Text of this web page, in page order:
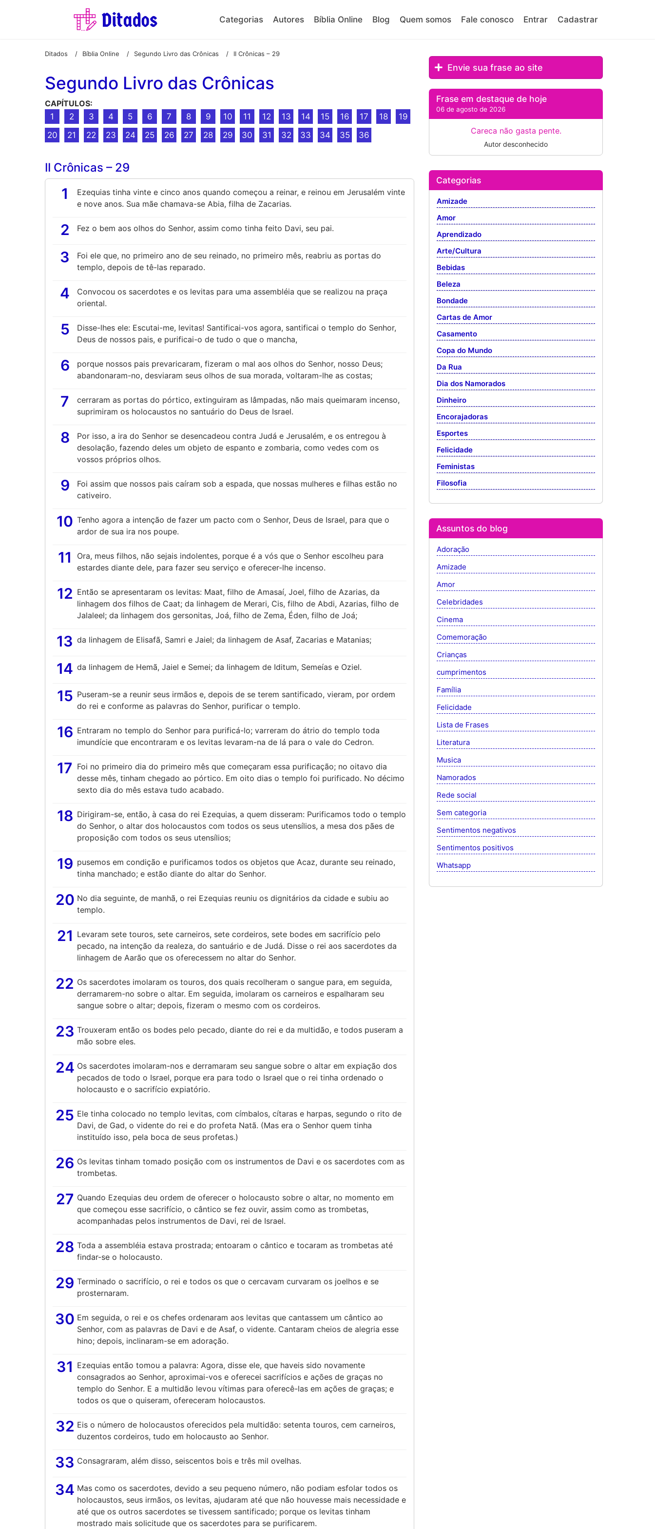
Categorias Autores Bíblia Online Blog Quem somos Fale conosco Entrar Cadastrar
Ditados / Bíblia Online / Segundo Livro das Crônicas / II Crônicas – 29
Segundo Livro das Crônicas
CAPÍTULOS:
1
2 3 4 5 6 7 8 9 10 11 12 13 14 15 16 17 18
19
20
21 22 23 24 25 26 27 28 29 30 31 32 33 34 35 36
II Crônicas – 29
1
Ezequias tinha vinte e cinco anos quando começou a reinar, e reinou em Jerusalém vinte
e nove anos. Sua mãe chamava-se Abia, filha de Zacarias.
2 Fez o bem aos olhos do Senhor, assim como tinha feito Davi, seu pai.
3
Foi ele que, no primeiro ano de seu reinado, no primeiro mês, reabriu as portas do
templo, depois de tê-las reparado.
4
Convocou os sacerdotes e os levitas para uma assembléia que se realizou na praça
oriental.
5
Disse-lhes ele: Escutai-me, levitas! Santificai-vos agora, santificai o templo do Senhor,
Deus de nossos pais, e purificai-o de tudo o que o mancha,
6
porque nossos pais prevaricaram, fizeram o mal aos olhos do Senhor, nosso Deus;
abandonaram-no, desviaram seus olhos de sua morada, voltaram-lhe as costas;
7
cerraram as portas do pórtico, extinguiram as lâmpadas, não mais queimaram incenso,
suprimiram os holocaustos no santuário do Deus de Israel.
8
Por isso, a ira do Senhor se desencadeou contra Judá e Jerusalém, e os entregou à
desolação, fazendo deles um objeto de espanto e zombaria, como vedes com os
vossos próprios olhos.
9
Foi assim que nossos pais caíram sob a espada, que nossas mulheres e filhas estão no
cativeiro.
10 Tenho agora a intenção de fazer um pacto com o Senhor, Deus de Israel, para que o
ardor de sua ira nos poupe.
11
Ora, meus filhos, não sejais indolentes, porque é a vós que o Senhor escolheu para
estardes diante dele, para fazer seu serviço e oferecer-lhe incenso.
12 Então se apresentaram os levitas: Maat, filho de Amasaí, Joel, filho de Azarias, da
linhagem dos filhos de Caat; da linhagem de Merari, Cis, filho de Abdi, Azarias, filho de
Jalaleel; da linhagem dos gersonitas, Joá, filho de Zema, Éden, filho de Joá;
13 da linhagem de Elisafã, Samri e Jaiel; da linhagem de Asaf, Zacarias e Matanias;
14 da linhagem de Hemã, Jaiel e Semei; da linhagem de Iditum, Semeías e Oziel.
15 Puseram-se a reunir seus irmãos e, depois de se terem santificado, vieram, por ordem
do rei e conforme as palavras do Senhor, purificar o templo.
16 Entraram no templo do Senhor para purificá-lo; varreram do átrio do templo toda
imundície que encontraram e os levitas levaram-na de lá para o vale do Cedron.
17 Foi no primeiro dia do primeiro mês que começaram essa purificação; no oitavo dia
desse mês, tinham chegado ao pórtico. Em oito dias o templo foi purificado. No décimo
sexto dia do mês estava tudo acabado.
18 Dirigiram-se, então, à casa do rei Ezequias, a quem disseram: Purificamos todo o templo
do Senhor, o altar dos holocaustos com todos os seus utensílios, a mesa dos pães de
proposição com todos os seus utensílios;
19 pusemos em condição e purificamos todos os objetos que Acaz, durante seu reinado,
tinha manchado; e estão diante do altar do Senhor.
20 No dia seguinte, de manhã, o rei Ezequias reuniu os dignitários da cidade e subiu ao
templo.
21 Levaram sete touros, sete carneiros, sete cordeiros, sete bodes em sacrifício pelo
pecado, na intenção da realeza, do santuário e de Judá. Disse o rei aos sacerdotes da
linhagem de Aarão que os oferecessem no altar do Senhor.
22 Os sacerdotes imolaram os touros, dos quais recolheram o sangue para, em seguida,
derramarem-no sobre o altar. Em seguida, imolaram os carneiros e espalharam seu
sangue sobre o altar; depois, fizeram o mesmo com os cordeiros.
23 Trouxeram então os bodes pelo pecado, diante do rei e da multidão, e todos puseram a
mão sobre eles.
24 Os sacerdotes imolaram-nos e derramaram seu sangue sobre o altar em expiação dos
pecados de todo o Israel, porque era para todo o Israel que o rei tinha ordenado o
holocausto e o sacrifício expiatório.
25 Ele tinha colocado no templo levitas, com címbalos, cítaras e harpas, segundo o rito de
Davi, de Gad, o vidente do rei e do profeta Natã. (Mas era o Senhor quem tinha
instituído isso, pela boca de seus profetas.)
26 Os levitas tinham tomado posição com os instrumentos de Davi e os sacerdotes com as
trombetas.
27 Quando Ezequias deu ordem de oferecer o holocausto sobre o altar, no momento em
que começou esse sacrifício, o cântico se fez ouvir, assim como as trombetas,
acompanhadas pelos instrumentos de Davi, rei de Israel.
28 Toda a assembléia estava prostrada; entoaram o cântico e tocaram as trombetas até
findar-se o holocausto.
29 Terminado o sacrifício, o rei e todos os que o cercavam curvaram os joelhos e se
prosternaram.
30 Em seguida, o rei e os chefes ordenaram aos levitas que cantassem um cântico ao
Senhor, com as palavras de Davi e de Asaf, o vidente. Cantaram cheios de alegria esse
hino; depois, inclinaram-se em adoração.
31 Ezequias então tomou a palavra: Agora, disse ele, que haveis sido novamente
consagrados ao Senhor, aproximai-vos e oferecei sacrifícios e ações de graças no
templo do Senhor. E a multidão levou vítimas para oferecê-las em ações de graças; e
todos os que o quiseram, ofereceram holocaustos.
32 Eis o número de holocaustos oferecidos pela multidão: setenta touros, cem carneiros,
duzentos cordeiros, tudo em holocausto ao Senhor.
33 Consagraram, além disso, seiscentos bois e três mil ovelhas.
34 Mas como os sacerdotes, devido a seu pequeno número, não podiam esfolar todos os
holocaustos, seus irmãos, os levitas, ajudaram até que não houvesse mais necessidade e
até que os outros sacerdotes se tivessem santificado; porque os levitas tinham
mostrado mais solicitude que os sacerdotes para se purificarem.
Envie sua frase ao site
Frase em destaque de hoje
06 de agosto de 2026
Careca não gasta pente.
Autor desconhecido
Categorias
Amizade
Amor
Aprendizado
Arte/Cultura
Bebidas
Beleza
Bondade
Cartas de Amor
Casamento
Copa do Mundo
Da Rua
Dia dos Namorados
Dinheiro
Encorajadoras
Esportes
Felicidade
Feministas
Filosofia
Assuntos do blog
Adoração
Amizade
Amor
Celebridades
Cinema
Comemoração
Crianças
cumprimentos
Família
Felicidade
Lista de Frases
Literatura
Musica
Namorados
Rede social
Sem categoria
Sentimentos negativos
Sentimentos positivos
Whatsapp